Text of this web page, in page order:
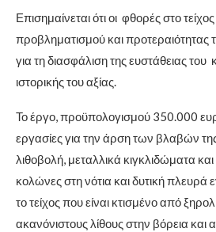
Επισημαίνεται ότι οι φθορές στο
προβληματισμού και προτεραιότητας
για τη διασφάλιση της ευστάθειας του
ιστορικής του αξίας.
Το έργο, προϋπολογισμού 350.000
εργασίες για την άρση των βλαβών
λιθοβολή, μεταλλικά κιγκλιδώματα
κολώνες στη νότια και δυτική
το τείχος που είναι κτισμένο από
ακανόνιστους λίθους στην βόρεια και